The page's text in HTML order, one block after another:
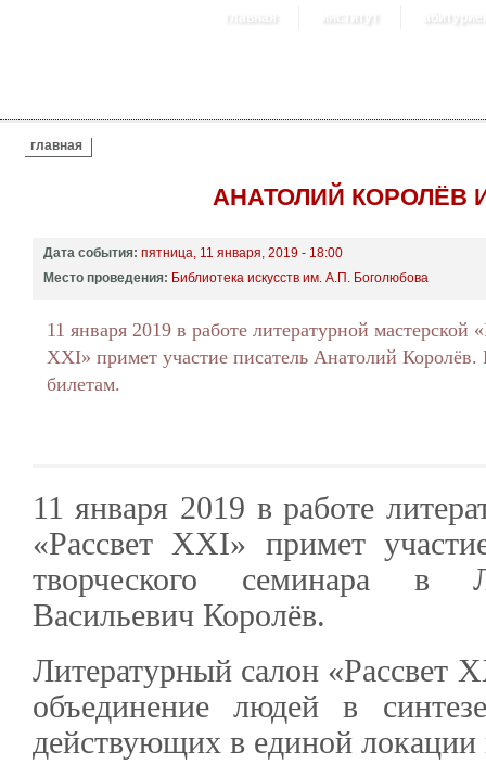
главная институт
ВЫ ЗДЕСЬ
главная
АНАТОЛИЙ КОРОЛЁВ
Дата события: пятница, 11 января, 2019 - 18:00
Место проведения: Библиотека искусств им. А.П. Боголюбова
11 января 2019 в работе литературной мастерской
XXI» примет участие писатель Анатолий Королёв.
билетам.
11 января 2019 в работе
«Рассвет XXI» примет
творческого семинара в
Васильевич Королёв.
Литературный салон «Рассвет
объединение людей в
действующих в единой